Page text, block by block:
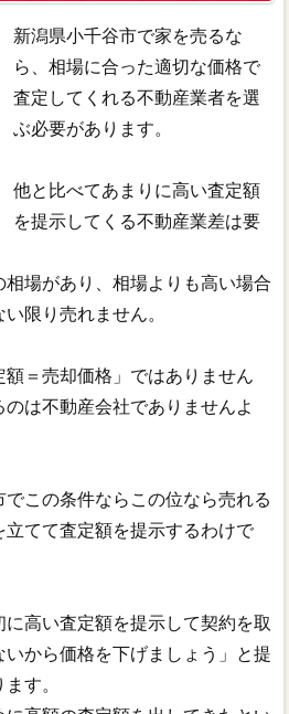
新潟県小千谷市で家を売るな
ら、相場に合った適切な価格で
査定してくれる不動産業者を選
ぶ必要があります。
他と比べてあまりに高い査定額
を提示してくる不動産業差は要
場があり、相場よりも高い場合
限り売れません。
＝売却価格」ではありません
は不動産会社でありませんよ
この条件ならこの位なら売れる
てて査定額を提示するわけで
高い査定額を提示して契約を取
いから価格を下げましょう」と提
す。